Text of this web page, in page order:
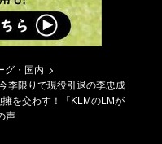
グ・国内
季限りで現役引退の李忠成
擁を交わす！「KLMのLMが
声